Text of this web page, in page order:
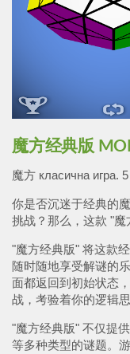
魔方经典版
魔方 класична игра.
你是否沉迷于经典的
挑战？那么，这款 "魔
"魔方经典版" 将这款
随时随地享受解谜的
面都返回到初始状态
战，考验着你的逻辑
"魔方经典版" 不仅提
等多种类型的谜题。